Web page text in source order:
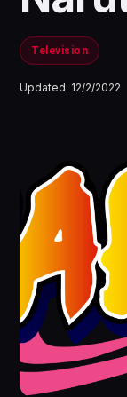
Television
Updated: 12/2/2022